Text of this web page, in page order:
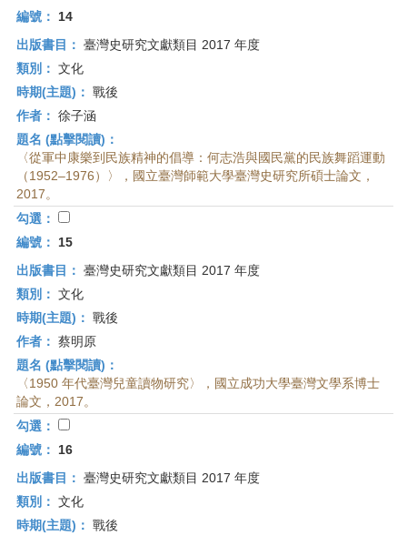
編號：
14
出版書目： 臺灣史研究文獻類目 2017 年度
類別： 文化
時期(主題)： 戰後
作者： 徐子涵
題名 (點擊閱讀)：
〈從軍中康樂到民族精神的倡導：何志浩與國民黨的民族舞蹈運動
（1952–1976）〉，國立臺灣師範大學臺灣史研究所碩士論文，
2017。
勾選：
編號：
15
出版書目： 臺灣史研究文獻類目 2017 年度
類別： 文化
時期(主題)： 戰後
作者： 蔡明原
題名 (點擊閱讀)：
〈1950 年代臺灣兒童讀物研究〉，國立成功大學臺灣文學系博士
論文，2017。
勾選：
編號：
16
出版書目： 臺灣史研究文獻類目 2017 年度
類別： 文化
時期(主題)： 戰後